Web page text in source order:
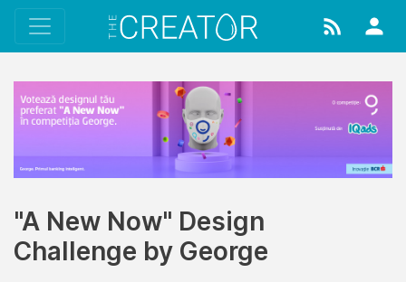
"A New Now" Design
Challenge by George